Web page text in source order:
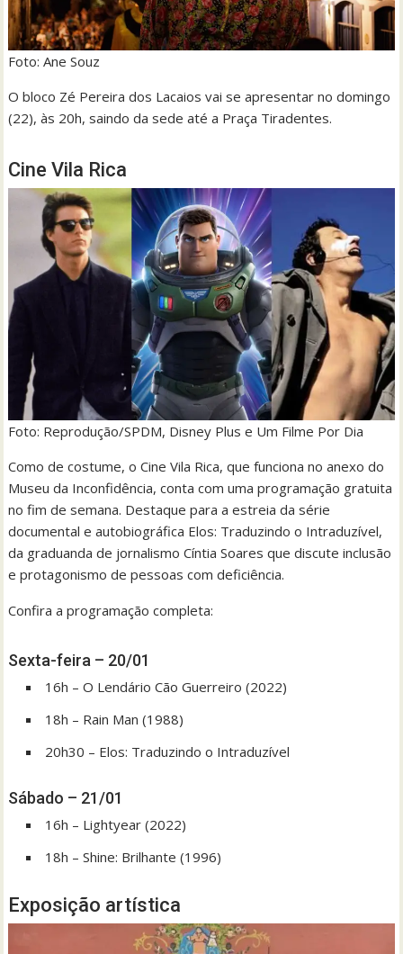
Foto: Ane Souz
O bloco Zé Pereira dos Lacaios vai se apresentar no domingo
(22), às 20h, saindo da sede até a Praça Tiradentes.
Cine Vila Rica
Foto: Reprodução/SPDM, Disney Plus e Um Filme Por Dia
Como de costume, o Cine Vila Rica, que funciona no anexo do
Museu da Inconfidência, conta com uma programação gratuita
no fim de semana. Destaque para a estreia da série
documental e autobiográfica Elos: Traduzindo o Intraduzível,
da graduanda de jornalismo Cíntia Soares que discute inclusão
e protagonismo de pessoas com deficiência.
Confira a programação completa:
Sexta-feira – 20/01
16h – O Lendário Cão Guerreiro (2022)
18h – Rain Man (1988)
20h30 – Elos: Traduzindo o Intraduzível
Sábado – 21/01
16h – Lightyear (2022)
18h – Shine: Brilhante (1996)
Exposição artística